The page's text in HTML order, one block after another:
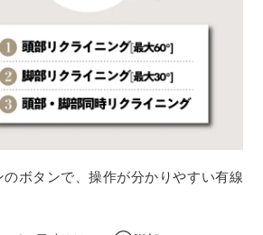
ボタンで、操作が分かりやすい有線